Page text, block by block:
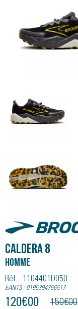
Brooks
CALDERA 8
Homme
Réf. : 1104401D050
EAN13 : 0195394756517
120€00 150€00